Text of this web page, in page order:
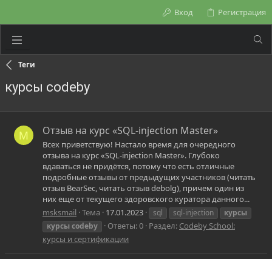
Вход Регистрация
Теги
курсы codeby
M Отзыв на курс «SQL-injection Master»
Всех приветствую! Настало время для очередного
отзыва на курс «SQL-injection Master». Глубоко
вдаваться не придётся, потому что есть отличные
подробные отзывы от предыдущих участников (читать
отзыв BearSec, читать отзыв debolg), причем один из
них еще от текущего здоровского куратора данного...
msksmail Тема 17.01.2023 sql sql-injection
курсы
курсы codeby Ответы: 0 Раздел: Codeby School:
курсы и сертификации